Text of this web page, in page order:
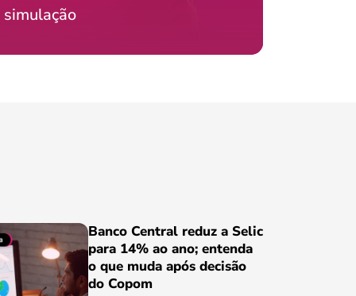
simulação
Banco Central reduz a Selic
para 14% ao ano; entenda
o que muda após decisão
do Copom